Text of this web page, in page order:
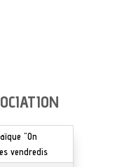
"On
vendredis